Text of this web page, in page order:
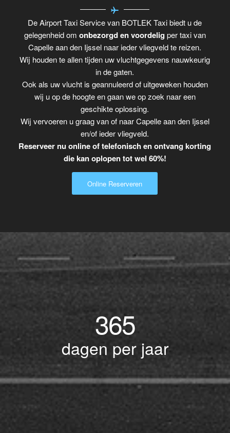
De Airport Taxi Service van BOTLEK Taxi biedt u de
gelegenheid om onbezorgd en voordelig per taxi van
Capelle aan den Ijssel naar ieder vliegveld te reizen.
Wij houden te allen tijden uw vluchtgegevens nauwkeurig
in de gaten.
Ook als uw vlucht is geannuleerd of uitgeweken houden
wij u op de hoogte en gaan we op zoek naar een
geschikte oplossing.
Wij vervoeren u graag van of naar Capelle aan den Ijssel
en/of ieder vliegveld.
Reserveer nu online of telefonisch en ontvang korting
die kan oplopen tot wel 60%!
Online Reserveren
365
dagen per jaar